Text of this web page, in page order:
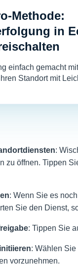
Methode:
in
einfach gemacht
Standort mit
:
zu öffnen. Tippen
: Wenn Sie es
Sie den Dienst,
: Tippen Sie
: Wählen
vorzunehmen.